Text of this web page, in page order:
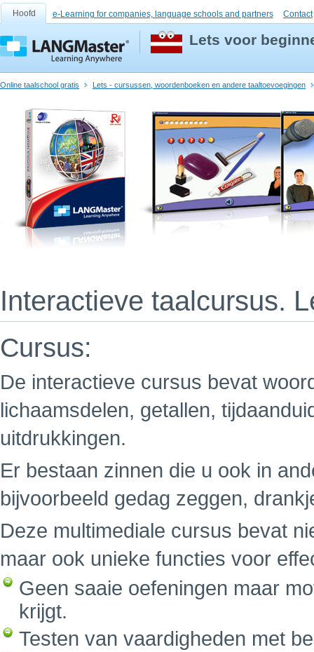
Hoofd e-Learning for companies, language schools and partners Contact
Lets voor
Online taalschool gratis Lets - cursussen, woordenboeken en andere taaltoevoegingen
Interactieve taalcursus.
Cursus:
De interactieve cursus bevat
lichaamsdelen, getallen,
uitdrukkingen.
Er bestaan zinnen die u ook in
bijvoorbeeld gedag zeggen,
Deze multimediale cursus bevat
maar ook unieke functies voor
Geen saaie oefeningen maar
krijgt.
Testen van vaardigheden met